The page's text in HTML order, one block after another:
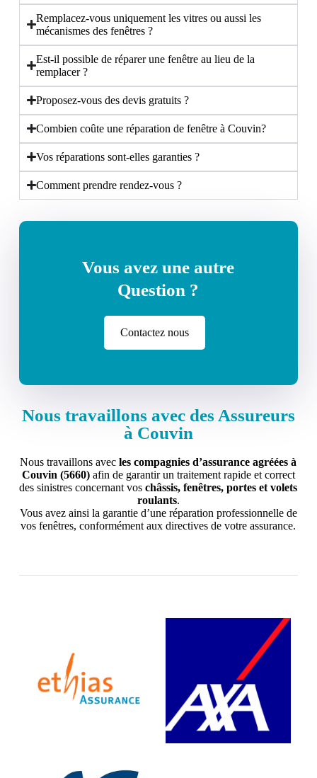
Remplacez-vous uniquement les vitres ou aussi les
mécanismes des fenêtres ?
Est-il possible de réparer une fenêtre au lieu de la
remplacer ?
Proposez-vous des devis gratuits ?
Combien coûte une réparation de fenêtre à Couvin?
Vos réparations sont-elles garanties ?
Comment prendre rendez-vous ?
Vous avez une autre
Question ?
Contactez nous
Nous travaillons avec des Assureurs
à Couvin
Nous travaillons avec les compagnies d’assurance agréées à
Couvin (5660) afin de garantir un traitement rapide et correct
des sinistres concernant voschâssis, fenêtres, portes et volets
roulants.
Vous avez ainsi la garantie d’une réparation professionnelle de
vos fenêtres, conformément aux directives de votre assurance.